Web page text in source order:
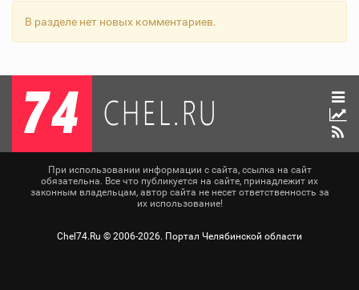
В разделе нет новых комментариев.
При использовании информации с сайта, ссылка на сайт
обязательна. Все что публикуется на сайте, принадлежит их
законным владельцам, автор сайта не несет ответственность за
их использование!
Chel74.Ru © 2006-2026. Портал Челябинской области